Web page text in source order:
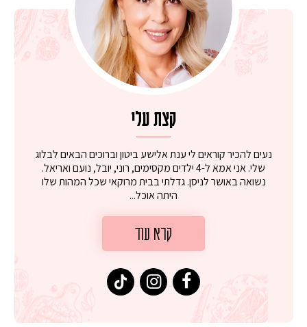
קצת עלי
נעים להכיר קוראים לי ענת אלישע ביטון וברוכים הבאים לבלוג
שלי. אני אמא ל-4 ילדים מקסימים, רוני, יובל, נועם ואריאל.
נשואה באושר לניסן. גדלתי בבית מרוקאי שכל המהות שלו
היתה אוכל...
קרא עוד